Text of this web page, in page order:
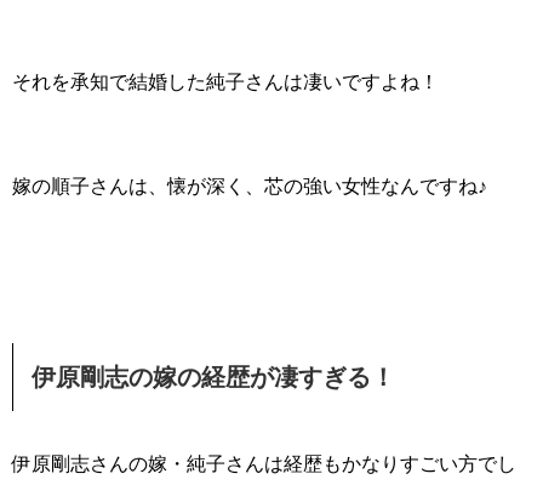
それを承知で結婚した純子さんは凄いですよね！
嫁の順子さんは、懐が深く、芯の強い女性なんですね♪
伊原剛志の嫁の経歴が凄すぎる！
伊原剛志さんの嫁・純子さんは経歴もかなりすごい方でし